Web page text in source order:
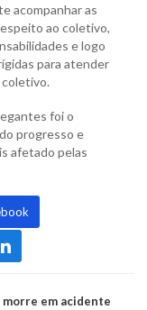
acompanhar as
ao coletivo,
e logo
para atender
foi o
progresso e
afetado pelas
morre em acidente